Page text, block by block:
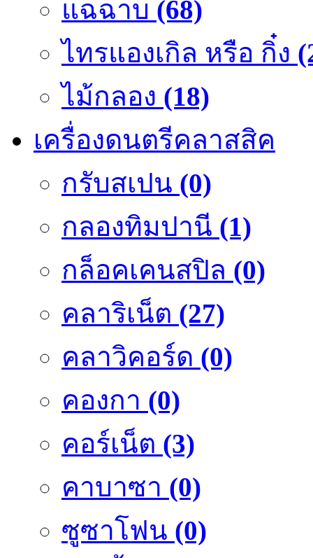
แฉฉาบ (68)
ไทรแองเกิล หรือ กิ๋ง
ไม้กลอง (18)
เครื่องดนตรีคลาสสิค
กรับสเปน (0)
กลองทิมปานี (1)
กล็อคเคนสปิล (0)
คลาริเน็ต (27)
คลาวิคอร์ด (0)
คองกา (0)
คอร์เน็ต (3)
คาบาซา (0)
ซูซาโฟน (0)